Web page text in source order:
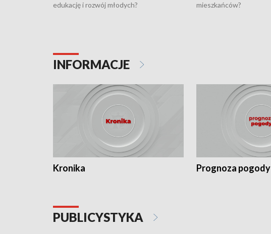
edukację i rozwój młodych?
mieszkańców?
INFORMACJE
Kronika Prognoza pogody
PUBLICYSTYKA